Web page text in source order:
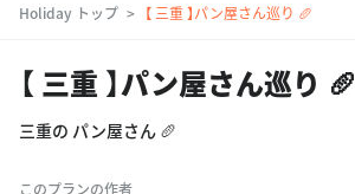
Holiday トップ 【 三重 】パン屋さん巡り 🥖
【 三重 】パン屋さん巡り 🥖
三重の パン屋さん 🥖
このプランの作者